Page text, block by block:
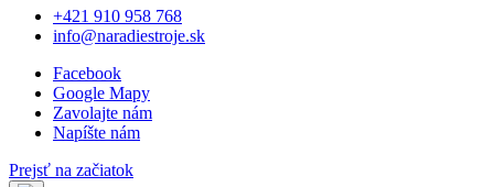
+421 910 958 768
info@naradiestroje.sk
Facebook
Google Mapy
Zavolajte nám
Napíšte nám
Prejsť na začiatok